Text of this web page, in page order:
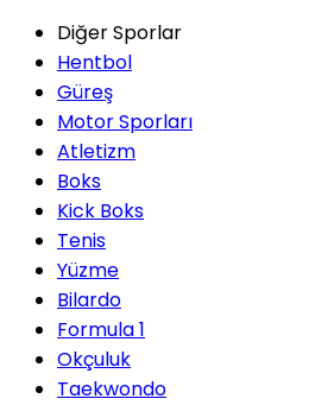
Diğer Sporlar
Hentbol
Güreş
Motor Sporları
Atletizm
Boks
Kick Boks
Tenis
Yüzme
Bilardo
Formula 1
Okçuluk
Taekwondo